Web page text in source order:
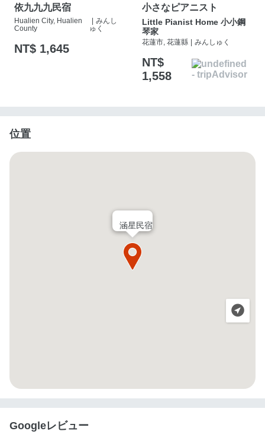
依九九九民宿
Hualien City, Hualien
County
| みんし
ゅく
NT$ 1,645
小さなピアニスト
Little Pianist Home 小小鋼
琴家
花蓮市, 花蓮縣 | みんしゅく
NT$
1,558
位置
涵星民宿
Googleレビュー